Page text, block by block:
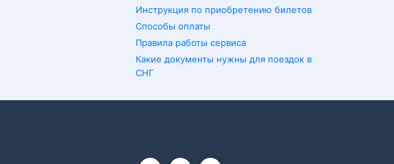
Инструкция по приобретению билетов
Способы оплаты
Правила работы сервиса
Какие документы нужны для поездок в
СНГ